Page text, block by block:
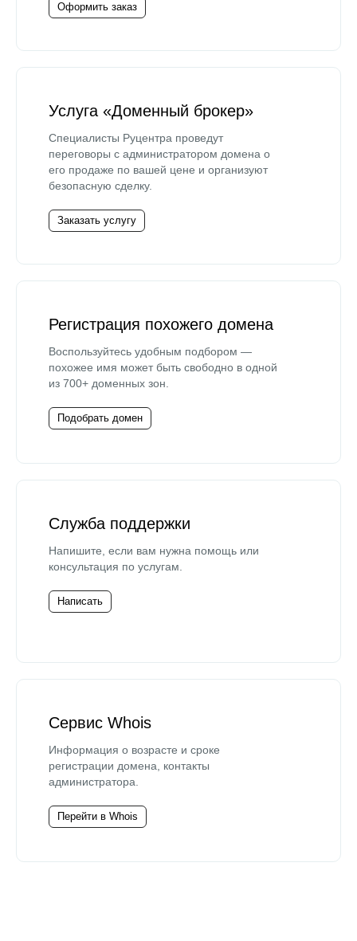
Оформить заказ
Услуга «Доменный брокер»
Специалисты Руцентра проведут
переговоры с администратором домена о
его продаже по вашей цене и организуют
безопасную сделку.
Заказать услугу
Регистрация похожего домена
Воспользуйтесь удобным подбором —
похожее имя может быть свободно в одной
из 700+ доменных зон.
Подобрать домен
Служба поддержки
Напишите, если вам нужна помощь или
консультация по услугам.
Написать
Сервис Whois
Информация о возрасте и сроке
регистрации домена, контакты
администратора.
Перейти в Whois